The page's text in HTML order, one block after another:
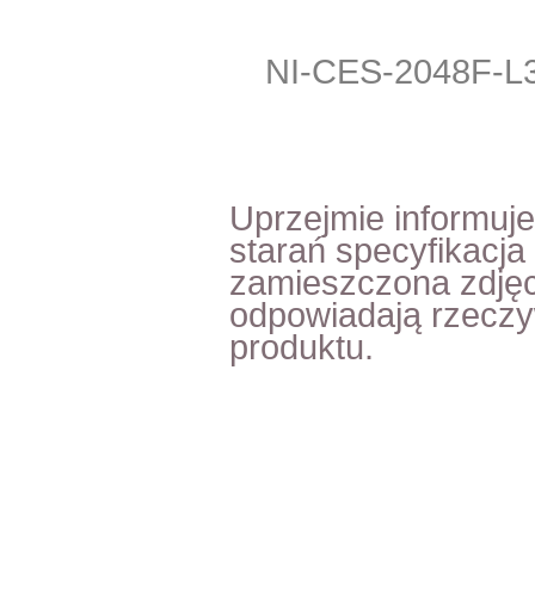
NI-CES-2048F-
Uprzejmie
starań
zamieszczona
odpowiadają
produktu.